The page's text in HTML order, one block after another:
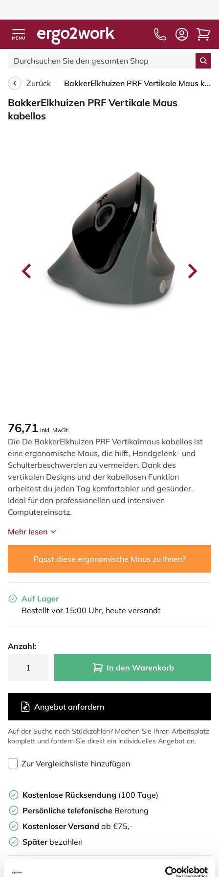
Zurück BakkerElkhuizen PRF Vertikale Maus kabellos
BakkerElkhuizen PRF Vertikale Maus
kabellos
76,71 Inkl. MwSt.
Die De BakkerElkhuizen PRF Vertikalmaus kabellos ist
eine ergonomische Maus, die hilft, Handgelenk- und
Schulterbeschwerden zu vermeiden. Dank des
vertikalen Designs und der kabellosen Funktion
arbeitest du jeden Tag komfortabler und gesünder.
Ideal für den professionellen und intensiven
Computereinsatz.
Mehr lesen
Passt diese ergonomische Maus zu Ihnen?
Auf Lager
Bestellt vor 15:00 Uhr, heute versandt
Anzahl:
In den Warenkorb
Auf der Suche nach Stückzahlen? Machen Sie Ihren Arbeitsplatz
komplett und fordern Sie direkt ein individuelles Angebot an.
Angebot anfordern
Zur Vergleichsliste hinzufügen
Kostenlose Rücksendung (100 Tage)
Persönliche telefonische Beratung
Kostenloser Versand ab €75,-
Später bezahlen
Weitere Informationen